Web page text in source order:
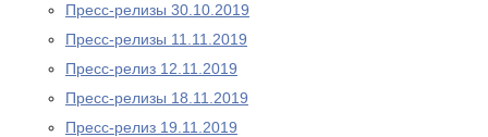
Пресс-релизы 30.10.2019
Пресс-релизы 11.11.2019
Пресс-релиз 12.11.2019
Пресс-релизы 18.11.2019
Пресс-релиз 19.11.2019